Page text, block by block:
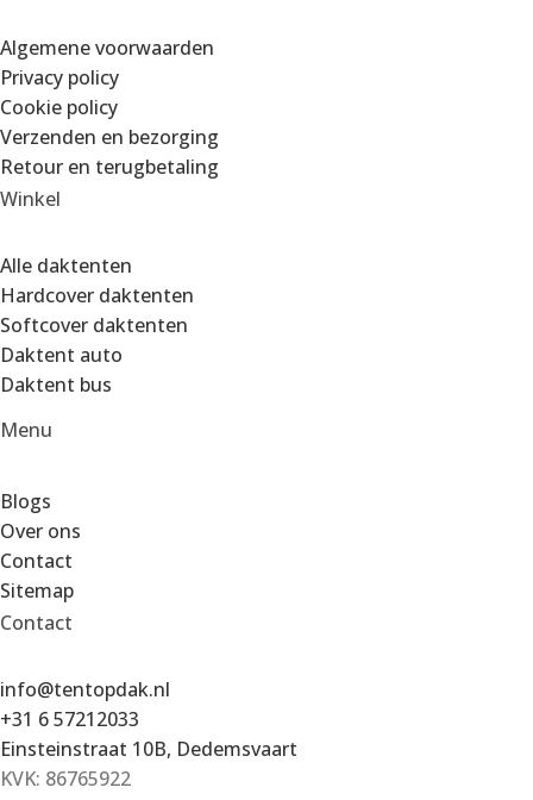
Algemene voorwaarden
Privacy policy
Cookie policy
Verzenden en bezorging
Retour en terugbetaling
Winkel
Alle daktenten
Hardcover daktenten
Softcover daktenten
Daktent auto
Daktent bus
Menu
Blogs
Over ons
Contact
Sitemap
Contact
info@tentopdak.nl
+31 6 57212033
Einsteinstraat 10B, Dedemsvaart
KVK: 86765922